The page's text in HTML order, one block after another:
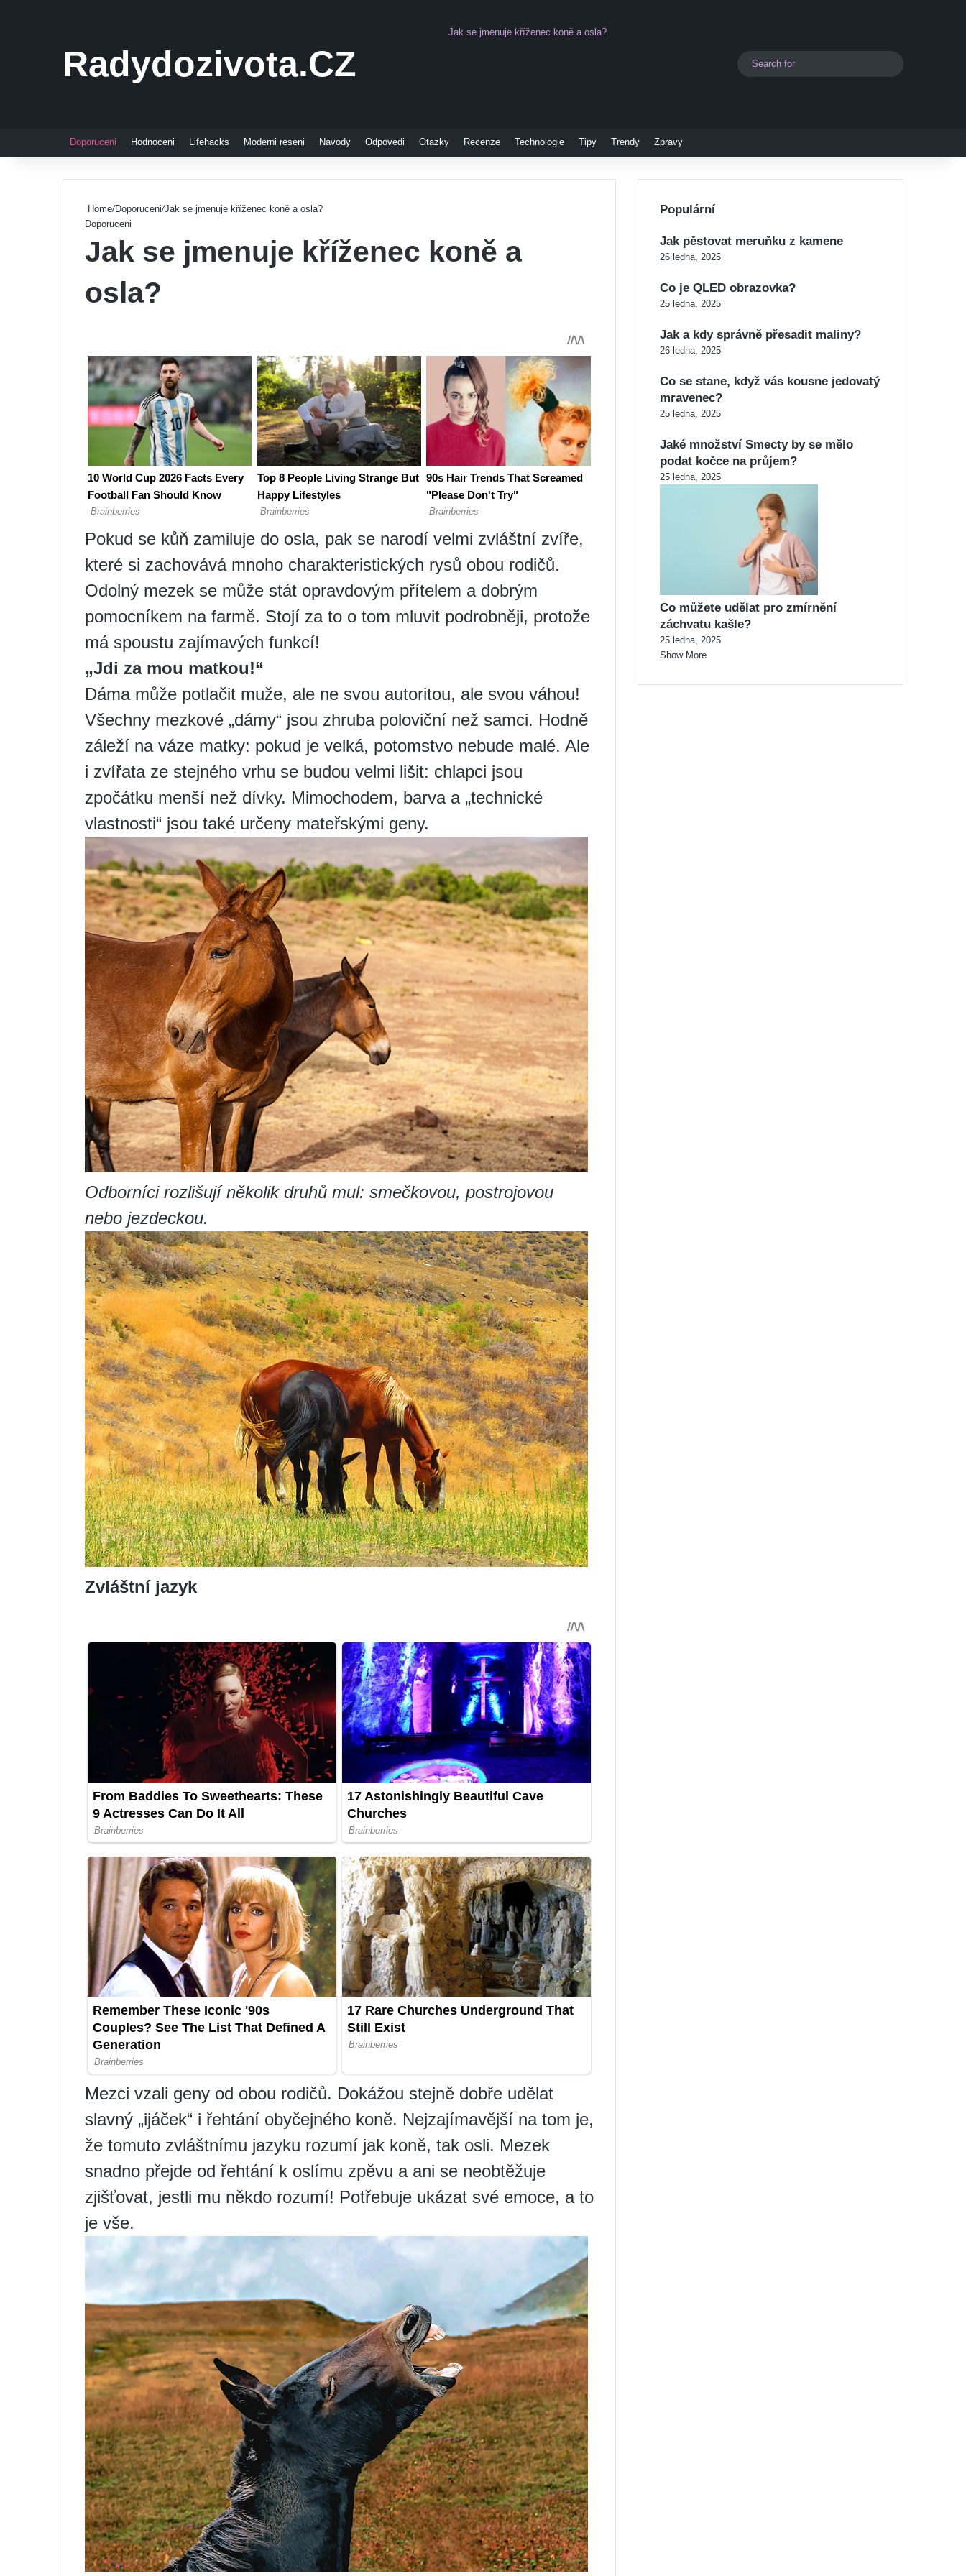
Radydozivota.CZ
Jak se jmenuje kříženec koně a osla?
Switch skin
Doporuceni Hodnoceni Lifehacks Moderni reseni Navody Odpovedi Otazky Recenze Technologie Tipy Trendy Zpravy
Home/Doporuceni/Jak se jmenuje kříženec koně a osla?
Doporuceni
Jak se jmenuje kříženec koně a
osla?
Pokud se kůň zamiluje do osla, pak se narodí velmi zvláštní zvíře,
které si zachovává mnoho charakteristických rysů obou rodičů.
Odolný mezek se může stát opravdovým přítelem a dobrým
pomocníkem na farmě. Stojí za to o tom mluvit podrobněji, protože
má spoustu zajímavých funkcí!
„Jdi za mou matkou!“
Dáma může potlačit muže, ale ne svou autoritou, ale svou váhou!
Všechny mezkové „dámy“ jsou zhruba poloviční než samci. Hodně
záleží na váze matky: pokud je velká, potomstvo nebude malé. Ale
i zvířata ze stejného vrhu se budou velmi lišit: chlapci jsou
zpočátku menší než dívky. Mimochodem, barva a „technické
vlastnosti“ jsou také určeny mateřskými geny.
Odborníci rozlišují několik druhů mul: smečkovou, postrojovou
nebo jezdeckou.
Zvláštní jazyk
Mezci vzali geny od obou rodičů. Dokážou stejně dobře udělat
slavný „ijáček“ i řehtání obyčejného koně. Nejzajímavější na tom je,
že tomuto zvláštnímu jazyku rozumí jak koně, tak osli. Mezek
snadno přejde od řehtání k oslímu zpěvu a ani se neobtěžuje
zjišťovat, jestli mu někdo rozumí! Potřebuje ukázat své emoce, a to
je vše.
Populární
Jak pěstovat meruňku z kamene
26 ledna, 2025
Co je QLED obrazovka?
25 ledna, 2025
Jak a kdy správně přesadit maliny?
26 ledna, 2025
Co se stane, když vás kousne jedovatý
mravenec?
25 ledna, 2025
Jaké množství Smecty by se mělo
podat kočce na průjem?
25 ledna, 2025
Co můžete udělat pro zmírnění
záchvatu kašle?
25 ledna, 2025
Show More